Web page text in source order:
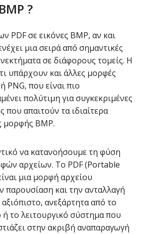
?
PDF σε εικόνες BMP, αν και
μια σειρά από σημαντικές
σε διάφορους τομείς. Η
υπάρχουν και άλλες μορφές
PNG, που είναι πιο
πολύτιμη για συγκεκριμένες
που απαιτούν τα ιδιαίτερα
μορφής BMP.
να κατανοήσουμε τη φύση
αρχείων. Το PDF (Portable
μια μορφή αρχείου
παρουσίαση και την ανταλλαγή
ανεξάρτητα από το
ή το λειτουργικό σύστημα που
στην ακριβή αναπαραγωγή